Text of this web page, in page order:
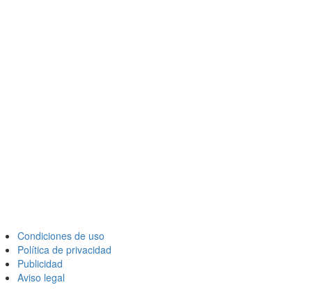
Condiciones de uso
Política de privacidad
Publicidad
Aviso legal